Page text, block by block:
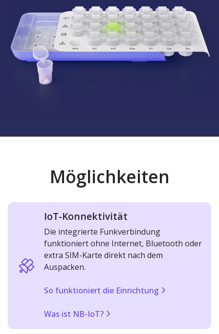
Möglichkeiten
IoT-Konnektivität
Die integrierte Funkverbindung
funktioniert ohne Internet, Bluetooth oder
extra SIM-Karte direkt nach dem
Auspacken.
So funktioniert die Einrichtung
Was ist NB-IoT?